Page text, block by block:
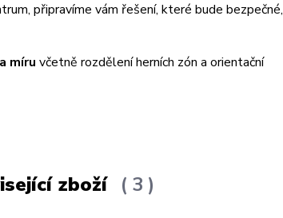
připravíme vám řešení, které bude bezpečné,
míru včetně rozdělení herních zón a orientační
zboží 3